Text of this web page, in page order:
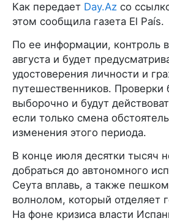
Как передает Day.Az со
этом сообщила газета El País.
По ее информации, контроль
августа и будет
удостоверения личности и
путешественников. Проверки
выборочно и будут
если только смена
изменения этого периода.
В конце июля десятки тысяч
добраться до автономного
Сеута вплавь, а также
волнолом, который отделяет
На фоне кризиса власти